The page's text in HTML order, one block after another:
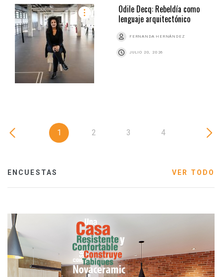
Odile Decq: Rebeldía como
lenguaje arquitectónico
FERNANDA HERNÁNDEZ
JULIO 20, 2026
1 2 3 4
ENCUESTAS VER TODO